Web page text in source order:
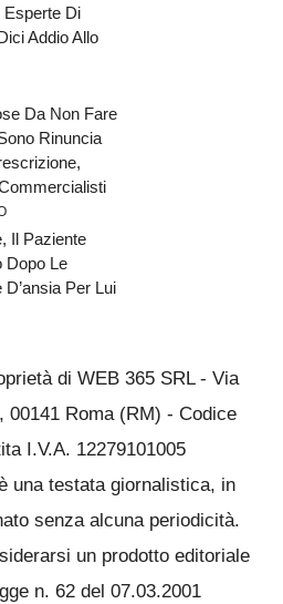
Esperte Di
Addio Allo
Da Non Fare
Rinuncia
Il Paziente
Dopo Le
Per Lui
di WEB 365 SRL - Via
00141 Roma (RM) - Codice
I.V.A. 12279101005
una testata giornalistica, in
senza alcuna periodicità.
un prodotto editoriale
n. 62 del 07.03.2001